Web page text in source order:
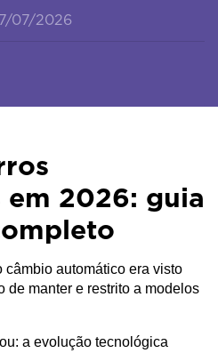
07/2026
2026: guia
câmbio automático era visto
de manter e restrito a modelos
a evolução tecnológica